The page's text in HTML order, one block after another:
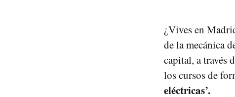
¿Vives en
de la mecánica
capital, a través
los cursos de
eléctricas’.